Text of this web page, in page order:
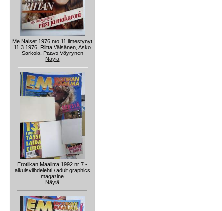
Me Naiset 1976 nro 11 ilmestynyt
11.3.1976, Riitta Väisänen, Asko
Sarkola, Paavo Väyrynen
Näytä
Erotiikan Maailma 1992 nr 7 -
aikuisviihdelehti / adult graphics
magazine
Näytä